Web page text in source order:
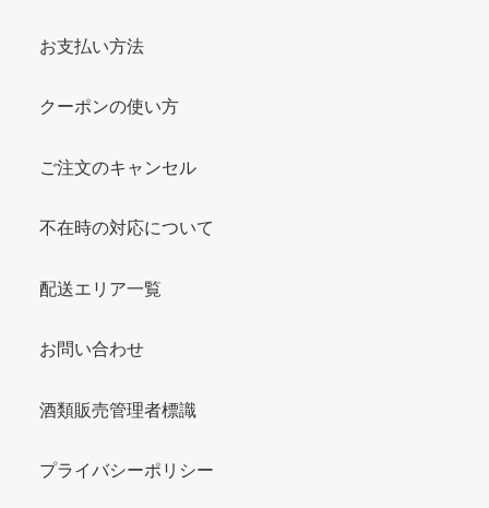
お支払い方法
クーポンの使い方
ご注文のキャンセル
不在時の対応について
配送エリア一覧
お問い合わせ
酒類販売管理者標識
プライバシーポリシー